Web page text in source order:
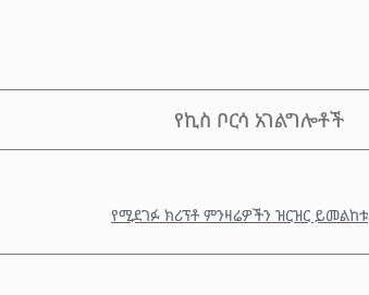
የኪስ ቦርሳ አገልግሎቶች
የሚደገፉ ክሪፕቶ ምንዛሬዎችን ዝርዝር ይመልከቱ